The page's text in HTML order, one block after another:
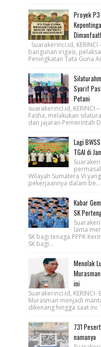
Proyek
Suarakerinci.id,
bangunan irigasi,
Peningkatan Tata Guna
Syarif
Petani
suarakerinci.id, KERINCI
Fasha, melakukan
dan jajaran Pemerintah
Lagi
TGAI di
Wilayah Sumatera VI
pekerjaannya dalam be...
Kabar
SK
lama
SK bagi tenaga PPPK
SK bagi...
Menolak
ini
Suarakerinci.id,
Murasman menjadi
dikenang hingga saat ini.
731
namanya